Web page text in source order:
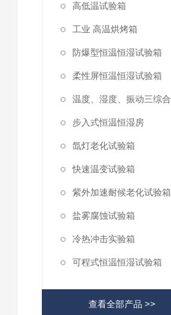
高低温试验箱
工业 高温烘烤箱
防爆型恒温恒湿试验箱
柔性屏恒温恒湿试验箱
步入式恒温恒湿房
氙灯老化试验箱
快速温变试验箱
紫外加速耐候老化试验箱
盐雾腐蚀试验箱
冷热冲击实验箱
可程式恒温恒湿试验箱
查看全部产品 >>